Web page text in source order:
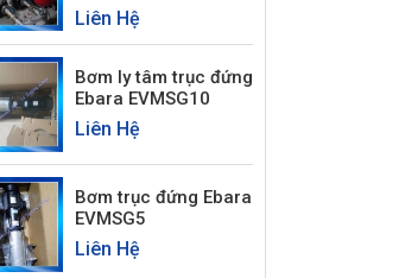
Liên Hệ
Bơm ly tâm trục đứng
Ebara EVMSG10
Liên Hệ
Bơm trục đứng Ebara
EVMSG5
Liên Hệ